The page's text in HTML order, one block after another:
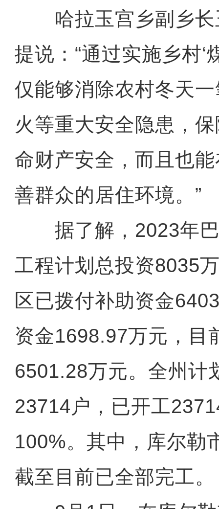
哈拉玉宫乡副乡长
提说：“通过实施乡村‘
仅能够消除农村冬天
火等重大安全隐患，
命财产安全，而且也
善群众的居住环境。”
据了解，2023年巴
工程计划总投资8035
区已拨付补助资金
资金1698.97万元，目
6501.28万元。全州计
23714户，已开工
100%。其中，库尔勒
截至目前已全部完工。